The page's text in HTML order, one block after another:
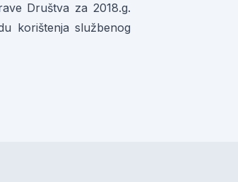
Društva za 2018.g.
korištenja službenog